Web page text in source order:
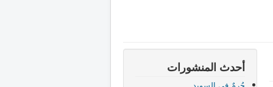
أحدث المنشورات